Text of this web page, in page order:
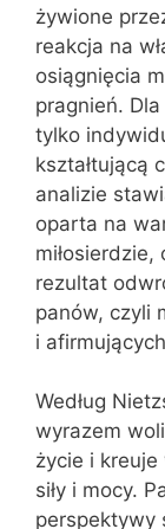
żywione
reakcja na
osiągnięcia
pragnień.
tylko
kształtującą
analizie
oparta na
miłosierdzie,
rezultat
panów, czyli
i
Według
wyrazem
życie i
siły i mocy.
perspektywy